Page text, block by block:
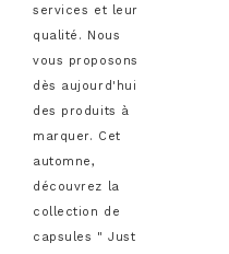
services et leur
qualité. Nous
vous proposons
dès aujourd'hui
des produits à
marquer. Cet
automne,
découvrez la
collection de
capsules " Just